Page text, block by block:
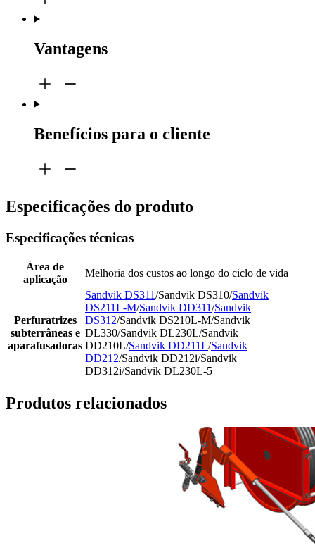
Vantagens
Benefícios para o cliente
Especificações do produto
Especificações técnicas
Área de
aplicação
Melhoria dos custos ao longo do ciclo de vida
Perfuratrizes
subterrâneas e
aparafusadoras
Sandvik DS311/Sandvik DS310/Sandvik
DS211L-M/Sandvik DD311/Sandvik
DS312/Sandvik DS210L-M/Sandvik
DL330/Sandvik DL230L/Sandvik
DD210L/Sandvik DD211L/Sandvik
DD212/Sandvik DD212i/Sandvik
DD312i/Sandvik DL230L-5
Produtos relacionados